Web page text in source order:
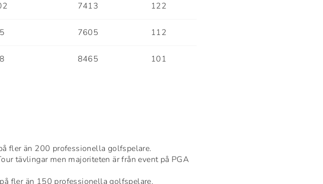
7413 122
7605 112
8465 101
fler än 200 professionella golfspelare.
tävlingar men majoriteten är från event på PGA
på fler än 150 professionella golfspelare.